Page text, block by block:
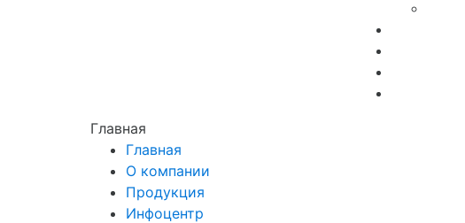
Главная
Главная
О компании
Продукция
Инфоцентр